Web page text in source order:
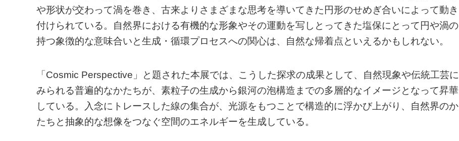
や形状が交わって渦を巻き、古来よりさまざまな思考を導いてきた円形のせめぎ合いによって動き
付けられている。自然界における有機的な形象やその運動を写しとってきた塩保にとって円や渦の
持つ象徴的な意味合いと生成・循環プロセスへの関心は、自然な帰着点といえるかもしれない。
「Cosmic Perspective」と題された本展では、こうした探求の成果として、自然現象や伝統工芸に
みられる普遍的なかたちが、素粒子の生成から銀河の泡構造までの多層的なイメージとなって昇華
している。入念にトレースした線の集合が、光源をもつことで構造的に浮かび上がり、自然界のか
たちと抽象的な想像をつなぐ空間のエネルギーを生成している。